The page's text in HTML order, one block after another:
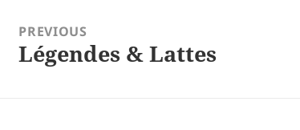
PREVIOUS
Previous
Légendes & Lattes